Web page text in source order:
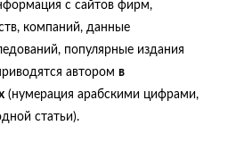
с сайтов фирм,
компаний, данные
популярные издания
автором в
(нумерация арабскими цифрами,
статьи).